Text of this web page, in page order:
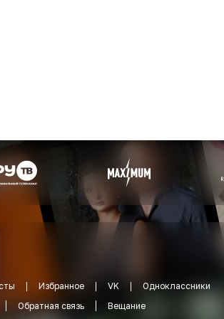
Избранное VK
Одноклассники
Обратная связь Вещание